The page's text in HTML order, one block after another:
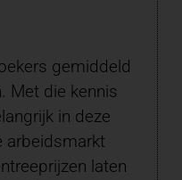
gemiddeld
Met die kennis
in deze
arbeidsmarkt
laten